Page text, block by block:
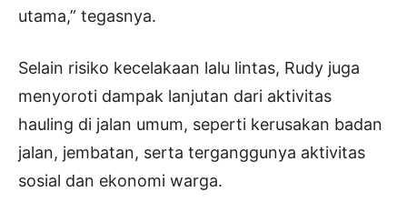
utama,” tegasnya.
Selain risiko kecelakaan lalu lintas, Rudy juga
menyoroti dampak lanjutan dari aktivitas
hauling di jalan umum, seperti kerusakan badan
jalan, jembatan, serta terganggunya aktivitas
sosial dan ekonomi warga.